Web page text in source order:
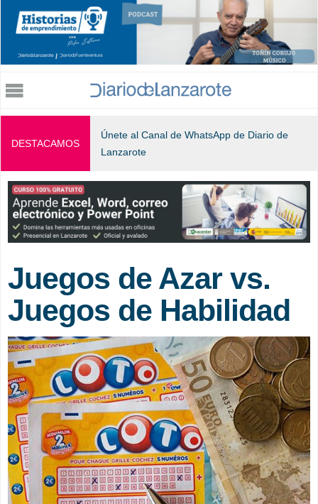
Jump to navigation
DESTACAMOS
Únete al Canal de WhatsApp de Diario de
Lanzarote
Juegos de Azar vs.
Juegos de Habilidad